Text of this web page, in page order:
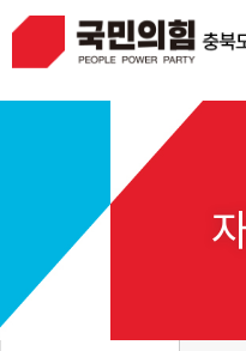
HOMELOGINJOIN